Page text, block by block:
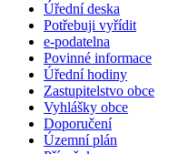
Úřední deska
Potřebuji vyřídit
e-podatelna
Povinné informace
Úřední hodiny
Zastupitelstvo obce
Vyhlášky obce
Doporučení
Územní plán